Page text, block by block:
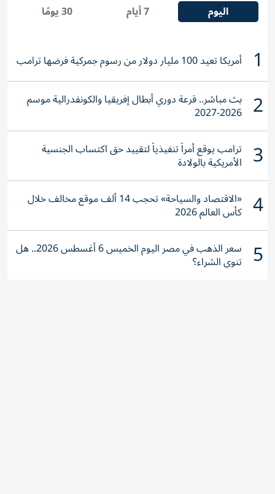
اليوم 7 أيام 30 يومًا
1 أمريكا تعيد 100 مليار دولار من رسوم جمركية فرضها ترامب
2 بث مباشر.. قرعة دوري أبطال إفريقيا والكونفدرالية موسم
2026-2027
3 ترامب يوقع أمراً تنفيذياً لتقييد حق اكتساب الجنسية
الأمريكية بالولادة
4 «الاقتصاد والسياحة» تحجب 14 ألف موقع مخالف خلال
كأس العالم 2026
5 سعر الذهب في مصر اليوم الخميس 6 أغسطس 2026.. هل
تنوي الشراء؟